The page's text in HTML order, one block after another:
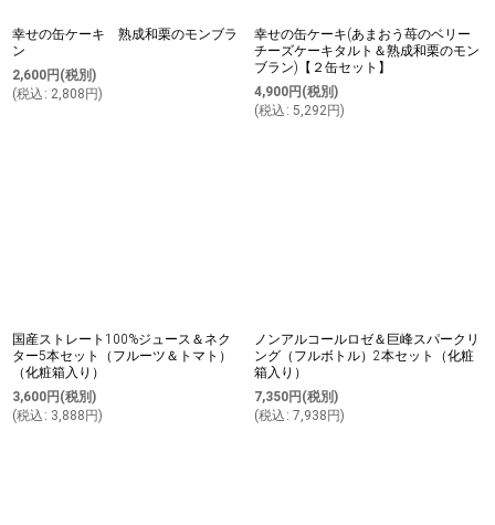
幸せの缶ケーキ 熟成和栗のモンブラ
ン
2,600円 (税別)
(税込 : 2,808 円)
幸せの缶ケーキ(あまおう苺のベリー
チーズケーキタルト＆熟成和栗のモン
ブラン)【２缶セット】
4,900円 (税別)
(税込 : 5,292円)
国産ストレート100%ジュース＆ネク
ター5本セット（フルーツ＆トマト）
（化粧箱入り）
3,600円 (税別)
(税込 : 3,888 円)
ノンアルコールロゼ＆巨峰スパークリ
ング（フルボトル）2本セット（化粧
箱入り）
7,350円 (税別)
(税込 : 7,938 円)